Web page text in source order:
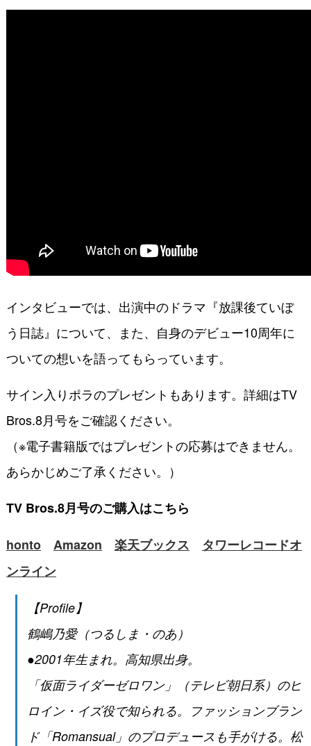
インタビューでは、出演中のドラマ『放課後ていぼ
う日誌』について、また、自身のデビュー10周年に
ついての想いを語ってもらっています。
サイン入りポラのプレゼントもあります。詳細はTV
Bros.8月号をご確認ください。
（※電子書籍版ではプレゼントの応募はできません。
あらかじめご了承ください。）
TV Bros.8月号のご購入はこちら
honto Amazon 楽天ブックス
タワーレコードオ
ンライン
【Profile】
鶴嶋乃愛（つるしま・のあ）
●2001年生まれ。高知県出身。
「仮面ライダーゼロワン」（テレビ朝日系）のヒ
ロイン・イズ役で知られる。ファッションブラン
ド「Romansual」のプロデュースも手がける。松